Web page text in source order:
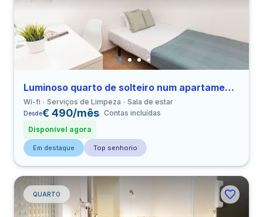
Luminoso quarto de solteiro num apartamento com 3 quartos em El Raval
Wi-fi Serviços de Limpeza Sala de estar
Desde€ 490/mês Contas incluídas
Disponível agora
Em destaque Top senhorio
QUARTO